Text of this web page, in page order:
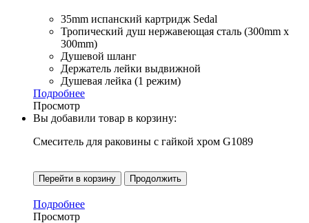
35mm испанский картридж Sedal
Тропический душ нержавеющая сталь (300mm x
300mm)
Душевой шланг
Держатель лейки выдвижной
Душевая лейка (1 режим)
Подробнее
Просмотр
Вы добавили товар в корзину:
Смеситель для раковины с гайкой хром G1089
Перейти в корзину Продолжить
Подробнее
Просмотр